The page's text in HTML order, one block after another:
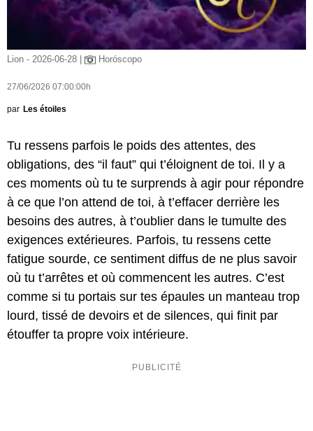
Lion - 2026-06-28 | Horóscopo
27/06/2026 07:00:00h
par Les étoiles
Tu ressens parfois le poids des attentes, des
obligations, des “il faut” qui t’éloignent de toi. Il y a
ces moments où tu te surprends à agir pour répondre
à ce que l’on attend de toi, à t’effacer derrière les
besoins des autres, à t’oublier dans le tumulte des
exigences extérieures. Parfois, tu ressens cette
fatigue sourde, ce sentiment diffus de ne plus savoir
où tu t’arrêtes et où commencent les autres. C’est
comme si tu portais sur tes épaules un manteau trop
lourd, tissé de devoirs et de silences, qui finit par
étouffer ta propre voix intérieure.